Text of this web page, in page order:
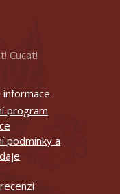
Cucat!
informace
program
podmínky a